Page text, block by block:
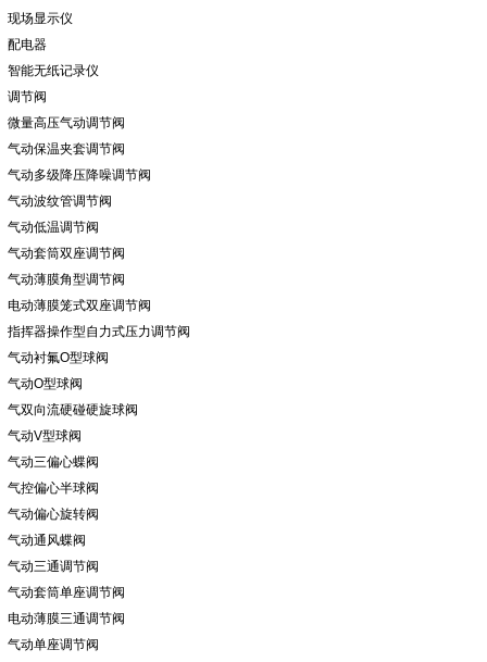
现场显示仪
配电器
智能无纸记录仪
调节阀
微量高压气动调节阀
气动保温夹套调节阀
气动多级降压降噪调节阀
气动波纹管调节阀
气动低温调节阀
气动套筒双座调节阀
气动薄膜角型调节阀
电动薄膜笼式双座调节阀
指挥器操作型自力式压力调节阀
气动衬氟O型球阀
气动O型球阀
气双向流硬碰硬旋球阀
气动V型球阀
气动三偏心蝶阀
气控偏心半球阀
气动偏心旋转阀
气动通风蝶阀
气动三通调节阀
气动套筒单座调节阀
电动薄膜三通调节阀
气动单座调节阀